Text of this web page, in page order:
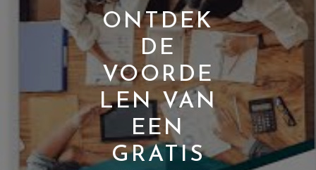
ONTDEK
DE
VOORDE
LEN VAN
EEN
GRATIS